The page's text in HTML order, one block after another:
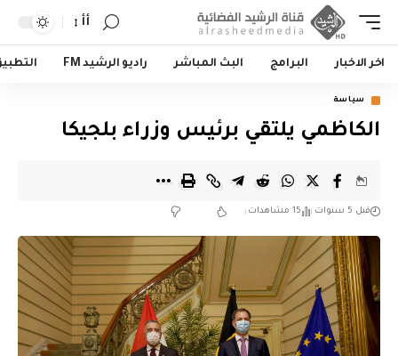
أأ
اخر الاخبار البرامج البث المباشر راديو الرشيد FM
سياسة
الكاظمي يلتقي برئيس وزراء بلجيكا
قبل 5 سنوات 15 مشاهدات